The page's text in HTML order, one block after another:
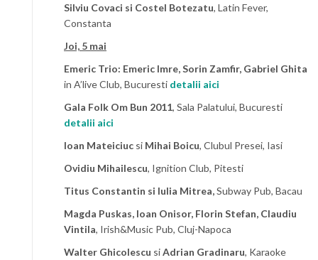
Silviu Covaci si Costel Botezatu, Latin Fever,
Constanta
Joi, 5 mai
Emeric Trio: Emeric Imre, Sorin Zamfir, Gabriel Ghita
in A’live Club, Bucuresti detalii aici
Gala Folk Om Bun 2011, Sala Palatului, Bucuresti
detalii aici
Ioan Mateiciuc si Mihai Boicu, Clubul Presei, Iasi
Ovidiu Mihailescu, Ignition Club, Pitesti
Titus Constantin si Iulia Mitrea,Subway Pub, Bacau
Magda Puskas, Ioan Onisor, Florin Stefan, Claudiu
Vintila, Irish&Music Pub, Cluj-Napoca
Walter Ghicolescu siAdrian Gradinaru, Karaoke